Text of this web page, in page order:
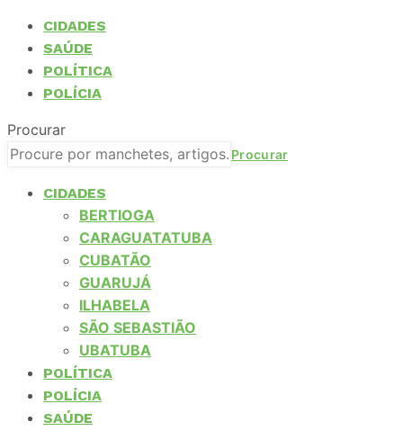
CIDADES
SAÚDE
POLÍTICA
POLÍCIA
Procurar
CIDADES
BERTIOGA
CARAGUATATUBA
CUBATÃO
GUARUJÁ
ILHABELA
SÃO SEBASTIÃO
UBATUBA
POLÍTICA
POLÍCIA
SAÚDE